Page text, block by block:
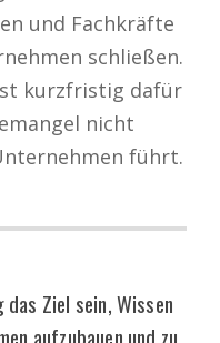
und Fachkräfte
schließen.
kurzfristig dafür
nicht
führt.
Ziel sein, Wissen
aufzubauen und zu